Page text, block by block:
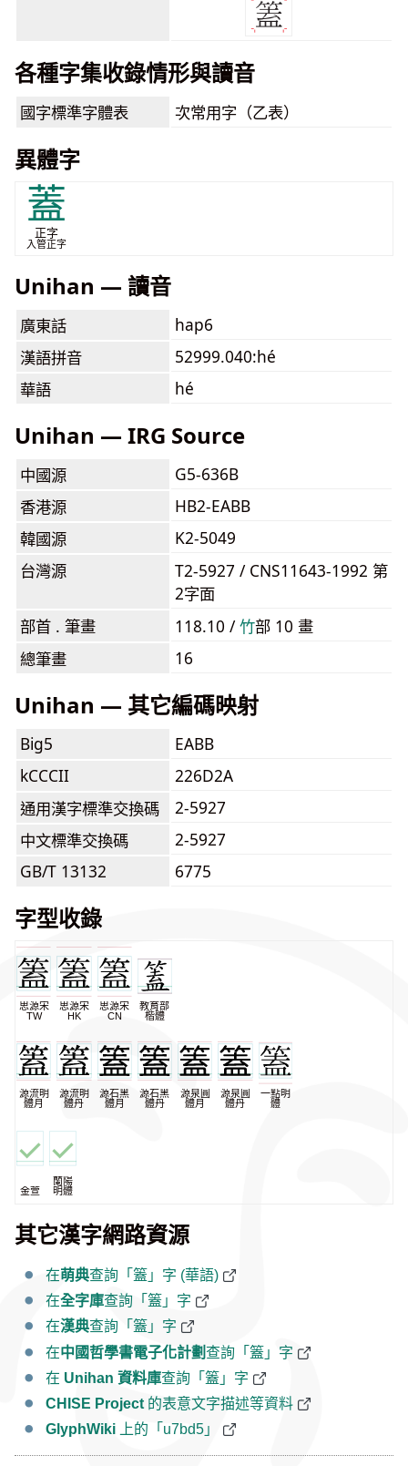
各種字集收錄情形與讀音
國字標準字體表 次常用字（乙表）
異體字
蓋
正字
入管正字
Unihan — 讀音
廣東話
hap6
漢語拼音
52999.040:hé
華語
hé
Unihan — IRG Source
中國源
G5-636B
香港源
HB2-EABB
韓國源
K2-5049
台灣源
T2-5927 / CNS11643-1992 第
2字面
部首 . 筆畫
118.10 /⽵部 10 畫
總筆畫
16
Unihan — 其它編碼映射
Big5
EABB
kCCCII
226D2A
通用漢字標準交換碼
2-5927
中文標準交換碼
2-5927
GB/T 13132
6775
字型收錄
思源宋
TW
思源宋
HK
思源宋
CN
教育部
楷體
源流明
體月
源流明
體丹
源石黑
體月
源石黑
體丹
源泉圓
體月
源泉圓
體丹
一點明
體
金萱
蘭陽
明體
其它漢字網路資源
在萌典查詢「篕」字 (華語)
在全字庫查詢「篕」字
在漢典查詢「篕」字
在中國哲學書電子化計劃查詢「篕」字
在 Unihan 資料庫查詢「篕」字
CHISE Project 的表意文字描述等資料
GlyphWiki 上的「u7bd5」